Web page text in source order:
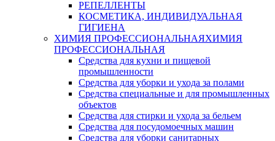
РЕПЕЛЛЕНТЫ
КОСМЕТИКА, ИНДИВИДУАЛЬНАЯ
ГИГИЕНА
ХИМИЯ ПРОФЕССИОНАЛЬНАЯХИМИЯ
ПРОФЕССИОНАЛЬНАЯ
Средства для кухни и пищевой
промышленности
Средства для уборки и ухода за полами
Средства специальные и для промышленных
объектов
Средства для стирки и ухода за бельем
Средства для посудомоечных машин
Средства для уборки санитарных